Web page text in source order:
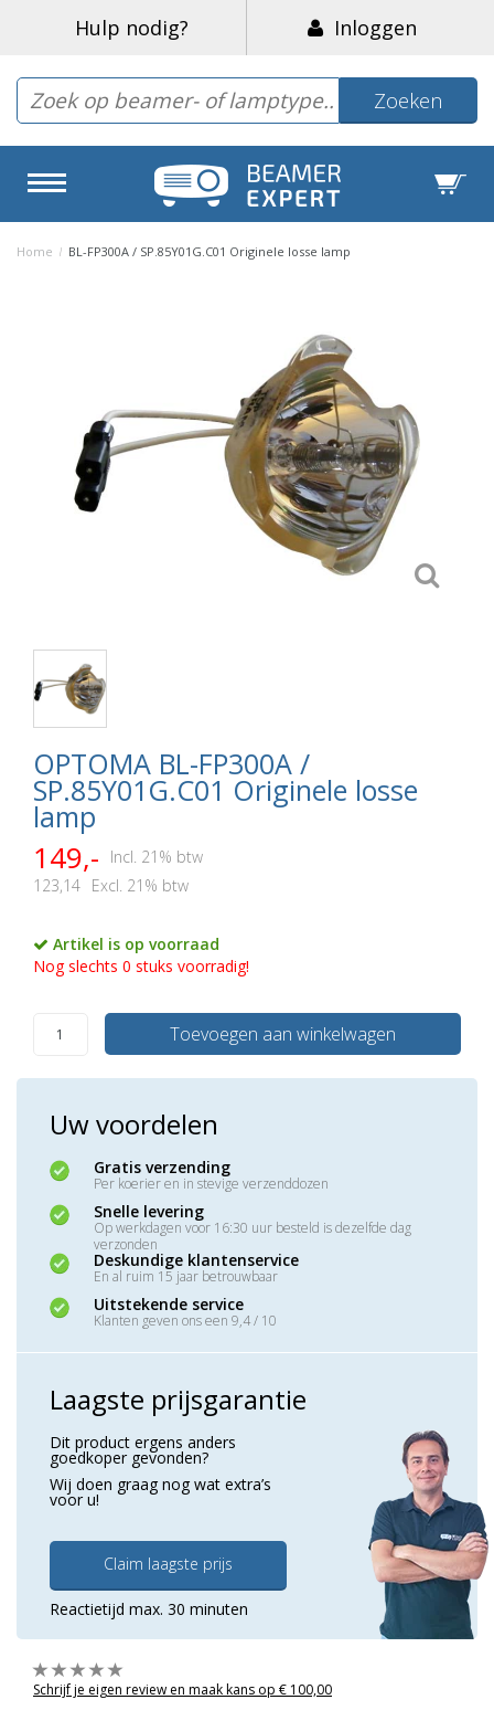
Hulp nodig? Inloggen
Zoeken
Home / BL-FP300A / SP.85Y01G.C01 Originele losse lamp
OPTOMA BL-FP300A /
SP.85Y01G.C01 Originele losse
lamp
149,-
Incl. 21% btw
123,14 Excl. 21% btw
Artikel is op voorraad
Nog slechts 0 stuks voorradig!
Toevoegen aan winkelwagen
Uw voordelen
Gratis verzending
Per koerier en in stevige verzenddozen
Snelle levering
Op werkdagen voor 16:30 uur besteld is dezelfde dag
verzonden
Deskundige klantenservice
En al ruim 15 jaar betrouwbaar
Uitstekende service
Klanten geven ons een 9,4 / 10
Laagste prijsgarantie
Dit product ergens anders
goedkoper gevonden?
Wij doen graag nog wat extra’s
voor u!
Claim laagste prijs
Reactietijd max. 30 minuten
Schrijf je eigen review en maak kans op € 100,00